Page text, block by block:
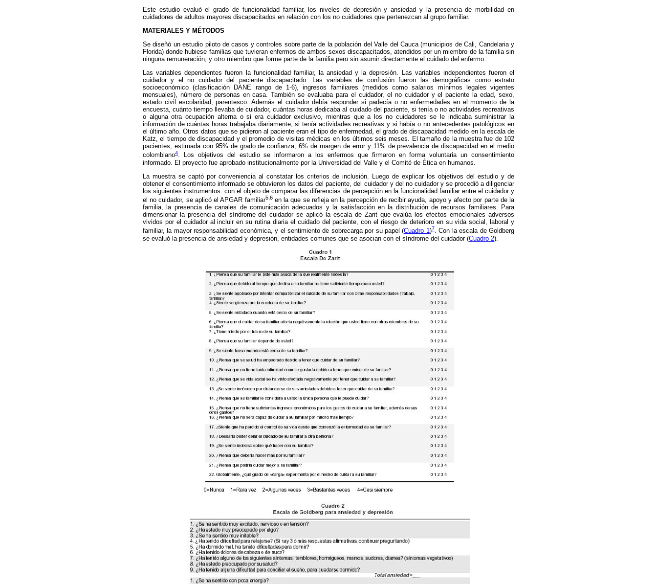
Este estudio evaluó el grado de funcionalidad familiar, los niveles de depresión y ansiedad y la presencia de morbilidad en
cuidadores de adultos mayores discapacitados en relación con los no cuidadores que pertenezcan al grupo familiar.
MATERIALES Y MÉTODOS
Se diseñó un estudio piloto de casos y controles sobre parte de la población del Valle del Cauca (municipios de Cali, Candelaria y
Florida) donde hubiese familias que tuvieran enfermos de ambos sexos discapacitados, atendidos por un miembro de la familia sin
ninguna remuneración, y otro miembro que forme parte de la familia pero sin asumir directamente el cuidado del enfermo.
Las variables dependientes fueron la funcionalidad familiar, la ansiedad y la depresión. Las variables independientes fueron el
cuidador y el no cuidador del paciente discapacitado. Las variables de confusión fueron las demográficas como estrato
socioeconómico (clasificación DANE rango de 1-6), ingresos familiares (medidos como salarios mínimos legales vigentes
mensuales), número de personas en casa. También se evaluaba para el cuidador, el no cuidador y el paciente la edad, sexo,
estado civil escolaridad, parentesco. Además el cuidador debía responder si padecía o no enfermedades en el momento de la
encuesta, cuánto tiempo llevaba de cuidador, cuántas horas dedicaba al cuidado del paciente, si tenía o no actividades recreativas
o alguna otra ocupación alterna o si era cuidador exclusivo, mientras que a los no cuidadores se le indicaba suministrar la
información de cuántas horas trabajaba diariamente, si tenía actividades recreativas y si había o no antecedentes patológicos en
el último año. Otros datos que se pidieron al paciente eran el tipo de enfermedad, el grado de discapacidad medido en la escala de
Katz, el tiempo de discapacidad y el promedio de visitas médicas en los últimos seis meses. El tamaño de la muestra fue de 102
pacientes, estimada con 95% de grado de confianza, 6% de margen de error y 11% de prevalencia de discapacidad en el medio
colombiano4. Los objetivos del estudio se informaron a los enfermos que firmaron en forma voluntaria un consentimiento
informado. El proyecto fue aprobado institucionalmente por la Universidad del Valle y el Comité de Ética en humanos.
La muestra se captó por conveniencia al constatar los criterios de inclusión. Luego de explicar los objetivos del estudio y de
obtener el consentimiento informado se obtuvieron los datos del paciente, del cuidador y del no cuidador y se procedió a diligenciar
los siguientes instrumentos: con el objeto de comparar las diferencias de percepción en la funcionalidad familiar entre el cuidador y
el no cuidador, se aplicó el APGAR familiar5,6en la que se refleja en la percepción de recibir ayuda, apoyo y afecto por parte de la
familia, la presencia de canales de comunicación adecuados y la satisfacción en la distribución de recursos familiares. Para
dimensionar la presencia del síndrome del cuidador se aplicó la escala de Zarit que evalúa los efectos emocionales adversos
vividos por el cuidador al incluir en su rutina diaria el cuidado del paciente, con el riesgo de deterioro en su vida social, laboral y
familiar, la mayor responsabilidad económica, y el sentimiento de sobrecarga por su papel (Cuadro 1)7. Con la escala de Goldberg
se evaluó la presencia de ansiedad y depresión, entidades comunes que se asocian con el síndrome del cuidador (Cuadro 2).